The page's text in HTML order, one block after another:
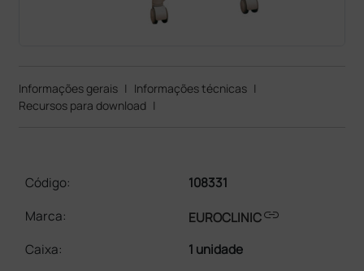
Informações gerais | Informações técnicas |
Recursos para download |
Código:
108331
Marca:
EUROCLINIClink
Caixa:
1 unidade